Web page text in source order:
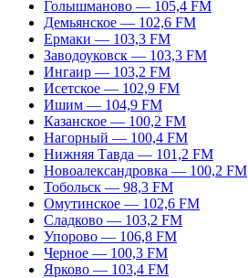
Голышманово — 105,4 FM
Демьянское — 102,6 FM
Ермаки — 103,3 FM
Заводоуковск — 103,3 FM
Ингаир — 103,2 FM
Исетское — 102,9 FM
Ишим — 104,9 FM
Казанское — 100,2 FM
Нагорный — 100,4 FM
Нижняя Тавда — 101,2 FM
Новоалександровка — 100,2 FM
Тобольск — 98,3 FM
Омутинское — 102,6 FM
Сладково — 103,2 FM
Упорово — 106,8 FM
Черное — 100,3 FM
Ярково — 103,4 FM